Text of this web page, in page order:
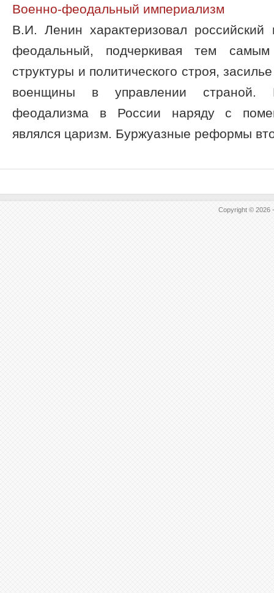
Военно-феодальный империализм
В.И. Ленин характеризовал российский
феодальный, подчеркивая тем самым
структуры и политического строя,
военщины в управлении страной.
феодализма в России наряду с
являлся царизм. Буржуазные реформы
Copyright © 2026